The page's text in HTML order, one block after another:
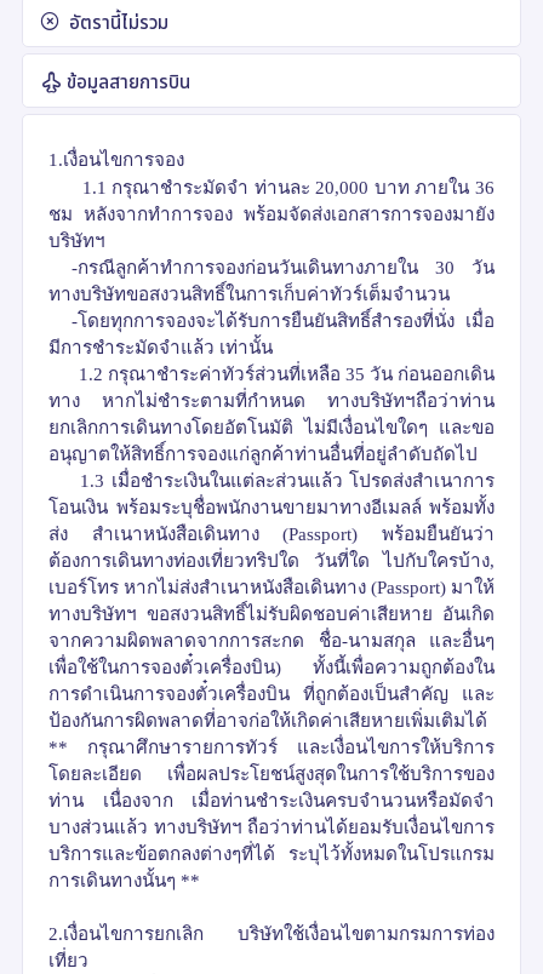
อัตรานี้ไม่รวม
ข้อมูลสายการบิน
1.เงื่อนไขการจอง
1.1 กรุณาชำระมัดจำ ท่านละ 20,000 บาท ภายใน36
ชม หลังจากทำการจอง พร้อมจัดส่งเอกสารการจองมายัง
บริษัทฯ
-กรณีลูกค้าทำการจองก่อนวันเดินทางภายใน 30 วัน
ทางบริษัทขอสงวนสิทธิ์ในการเก็บค่าทัวร์เต็มจำนวน
-โดยทุกการจองจะได้รับการยืนยันสิทธิ์สำรองที่นั่ง เมื่อ
มีการชำระมัดจำแล้ว เท่านั้น
1.2 กรุณาชำระค่าทัวร์ส่วนที่เหลือ 35 วัน ก่อนออกเดิน
ทาง
หากไม่ชำระตามที่กำหนด ทางบริษัทฯถือว่าท่าน
ยกเลิกการเดินทางโดยอัตโนมัติ ไม่มีเงื่อนไขใดๆ และขอ
อนุญาตให้สิทธิ์การจองแก่ลูกค้าท่านอื่นที่อยู่ลำดับถัดไป
1.3 เมื่อชำระเงินในแต่ละส่วนแล้ว โปรดส่งสำเนาการ
โอนเงิน พร้อมระบุชื่อพนักงานขายมาทางอีเมลล์ พร้อมทั้ง
ส่ง สำเนาหนังสือเดินทาง(Passport)พร้อมยืนยันว่า
ต้องการเดินทางท่องเที่ยวทริปใด วันที่ใด
ไปกับใครบ้าง,
เบอร์โทร หากไม่ส่งสำเนาหนังสือเดินทาง (Passport) มาให้
ทางบริษัทฯ ขอสงวนสิทธิ์ไม่รับผิดชอบค่าเสียหาย อันเกิด
จากความผิดพลาดจากการสะกด ชื่อ-นามสกุล และอื่นๆ
เพื่อใช้ในการจองตั๋วเครื่องบิน) ทั้งนี้เพื่อความถูกต้องใน
การดำเนินการจองตั๋วเครื่องบิน ที่ถูกต้องเป็นสำคัญ และ
ป้องกันการผิดพลาดที่อาจก่อให้เกิดค่าเสียหายเพิ่มเติมได้
** กรุณาศึกษารายการทัวร์ และเงื่อนไขการให้บริการ
โดยละเอียด เพื่อผลประโยชน์สูงสุดในการใช้บริการของ
ท่าน เนื่องจาก เมื่อท่านชำระเงินครบจำนวนหรือมัดจำ
บางส่วนแล้ว ทางบริษัทฯ ถือว่าท่านได้ยอมรับเงื่อนไขการ
บริการและข้อตกลงต่างๆที่ได้ ระบุไว้ทั้งหมดในโปรแกรม
การเดินทางนั้นๆ **
2.เงื่อนไขการยกเลิก บริษัทใช้เงื่อนไขตามกรมการท่อง
เที่ยว